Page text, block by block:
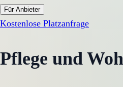
Für Anbieter
Kostenlose Platzanfrage
Pflege und